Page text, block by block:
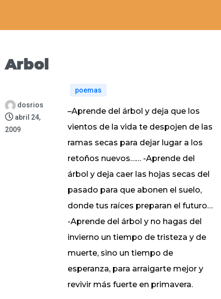
Arbol
dosrios
abril 24,
2009
poemas
–Aprende del árbol y deja que los
vientos de la vida te despojen de las
ramas secas para dejar lugar a los
retoños nuevos…… -Aprende del
árbol y deja caer las hojas secas del
pasado para que abonen el suelo,
donde tus raíces preparan el futuro…
-Aprende del árbol y no hagas del
invierno un tiempo de tristeza y de
muerte, sino un tiempo de
esperanza, para arraigarte mejor y
revivir más fuerte en primavera.